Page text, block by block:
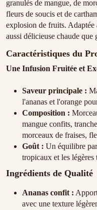
granulés de mangue, de
fleurs de soucis et de
explosion de fruits. Adaptée
aussi délicieuse chaude que
Caractéristiques du
Une Infusion Fruitée et
Saveur principale :
l'ananas et l'orange
Composition :
mangue confits,
morceaux de fraises,
Goût : Un équilibre
tropicaux et les légères
Ingrédients de Qualité
Ananas confit :
avec une texture